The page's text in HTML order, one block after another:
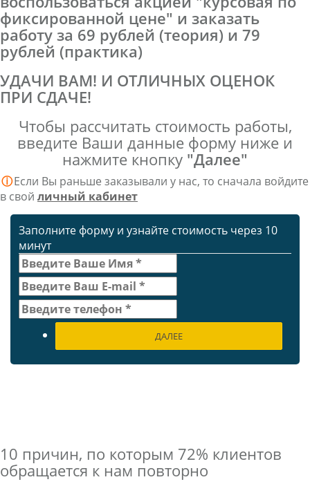
фиксированной цене" и заказать
работу за 69 рублей (теория) и 79
рублей (практика)
УДАЧИ ВАМ! И ОТЛИЧНЫХ ОЦЕНОК
ПРИ СДАЧЕ!
Чтобы рассчитать стоимость работы,
введите Ваши данные форму ниже и
нажмите кнопку "Далее"
ⓘЕсли Вы раньше заказывали у нас, то сначала войдите
в свой личный кабинет
Заполните форму и узнайте стоимость через 10
минут
ДАЛЕЕ
10 причин, по которым 72% клиентов
обращается к нам повторно